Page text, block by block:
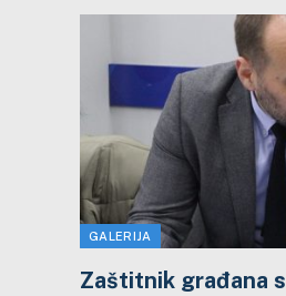
GALERIJA
Zaštitnik građana